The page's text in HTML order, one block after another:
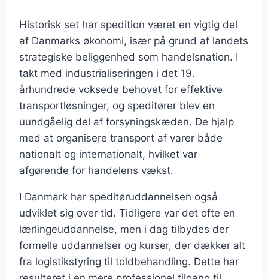
Historisk set har spedition været en vigtig del
af Danmarks økonomi, især på grund af landets
strategiske beliggenhed som handelsnation. I
takt med industrialiseringen i det 19.
århundrede voksede behovet for effektive
transportløsninger, og speditører blev en
uundgåelig del af forsyningskæden. De hjalp
med at organisere transport af varer både
nationalt og internationalt, hvilket var
afgørende for handelens vækst.
I Danmark har speditøruddannelsen også
udviklet sig over tid. Tidligere var det ofte en
lærlingeuddannelse, men i dag tilbydes der
formelle uddannelser og kurser, der dækker alt
fra logistikstyring til toldbehandling. Dette har